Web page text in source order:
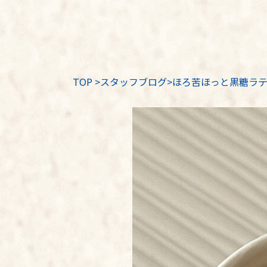
TOP >スタッフブログ>ほろ苦ほっと黒糖ラテ